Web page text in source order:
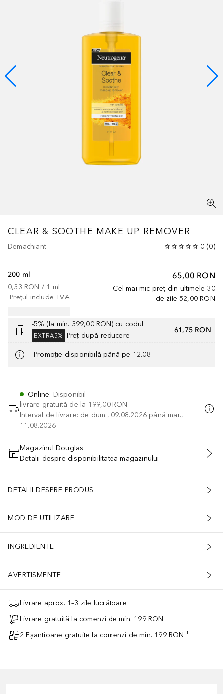
CLEAR & SOOTHE MAKE UP REMOVER
Demachiant 0 (0)
65,00 RON
Cel mai mic preț din ultimele 30
de zile 52,00 RON
200 ml
0,33 RON / 1 ml
Prețul include TVA
-5% (la min. 399,00 RON) cu codul
EXTRA5% Preț după reducere
61,75 RON
Promoție disponibilă până pe 12.08
Online: Disponibil
livrare gratuită de la 199,00 RON
Interval de livrare: de dum., 09.08.2026 până mar.,
11.08.2026
ADĂUGAȚI ÎN COŞ
Magazinul Douglas
Detalii despre disponibilitatea magazinului
DETALII DESPRE PRODUS
MOD DE UTILIZARE
INGREDIENTE
AVERTISMENTE
Livrare aprox. 1–3 zile lucrătoare
Livrare gratuită la comenzi de min. 199 RON
2 Eșantioane gratuite la comenzi de min. 199 RON ¹